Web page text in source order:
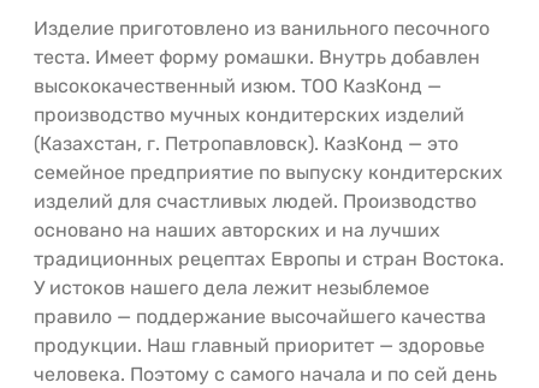
Изделие приготовлено из ванильного песочного
теста. Имеет форму ромашки. Внутрь добавлен
высококачественный изюм. ТОО КазКонд —
производство мучных кондитерских изделий
(Казахстан, г. Петропавловск). КазКонд — это
семейное предприятие по выпуску кондитерских
изделий для счастливых людей. Производство
основано на наших авторских и на лучших
традиционных рецептах Европы и стран Востока.
У истоков нашего дела лежит незыблемое
правило — поддержание высочайшего качества
продукции. Наш главный приоритет — здоровье
человека. Поэтому с самого начала и по сей день